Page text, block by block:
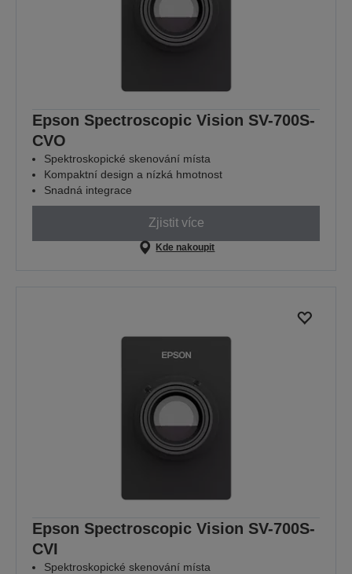
Epson Spectroscopic Vision SV-700S-
CVO
Spektroskopické skenování místa
Kompaktní design a nízká hmotnost
Snadná integrace
Zjistit více
Kde nakoupit
Epson Spectroscopic Vision SV-700S-
CVI
Spektroskopické skenování místa